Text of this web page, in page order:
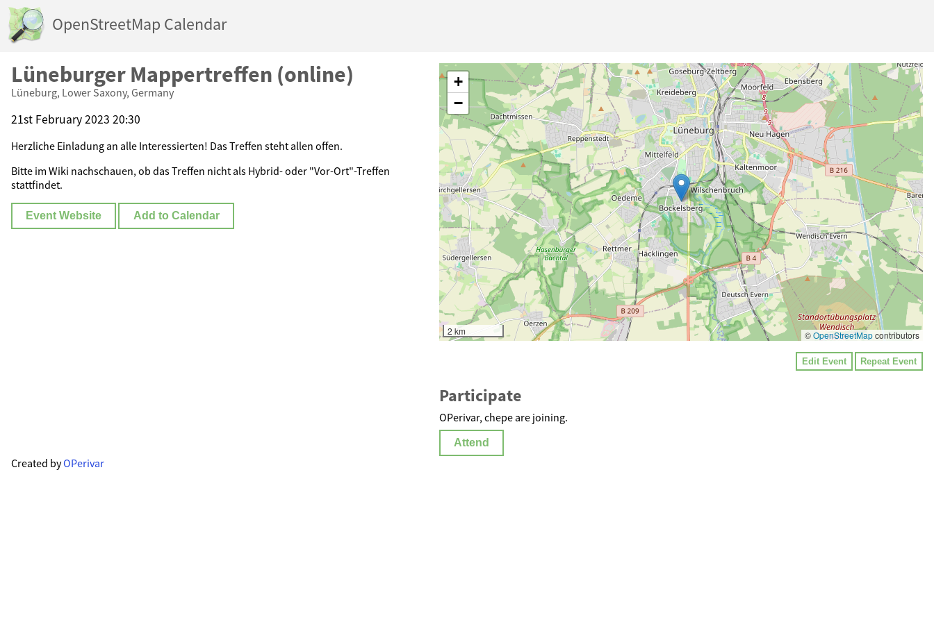
OpenStreetMap Calendar
Lüneburger Mappertreffen (online)
Lüneburg, Lower Saxony, Germany
21st February 2023 20:30
Herzliche Einladung an alle Interessierten! Das Treffen steht allen offen.
Bitte im Wiki nachschauen, ob das Treffen nicht als Hybrid- oder "Vor-Ort"-Treffen
stattfindet.
Event Website Add to Calendar
+
−
2 km ©OpenStreetMapcontributors
Edit Event Repeat Event
Participate
OPerivar, chepe are joining.
Attend
Created byOPerivar